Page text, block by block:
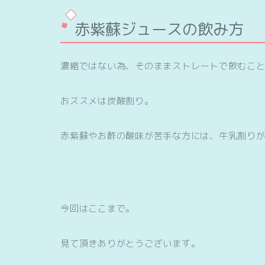
赤紫蘇ジュースの飲み方
濃縮ではない為、そのままストレートで飲むこと
おススメは炭酸割り。
赤紫蘇やお酢の酸味が苦手な方には、牛乳割りが
今回はここまで。
見て頂きありがとうございます。